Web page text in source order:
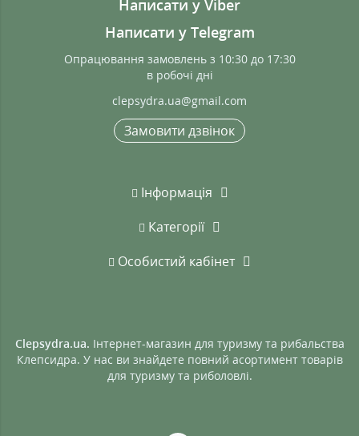
Написати у Viber
Написати у Telegram
Опрацювання замовлень з 10:30 до 17:30
в робочі дні
clepsydra.ua@gmail.com
Замовити дзвінок
Інформація
Категорії
Особистий кабінет
Clepsydra.ua. Інтернет-магазин для туризму та рибальства
Клепсидра. У нас ви знайдете повний асортимент товарів
для туризму та риболовлі.